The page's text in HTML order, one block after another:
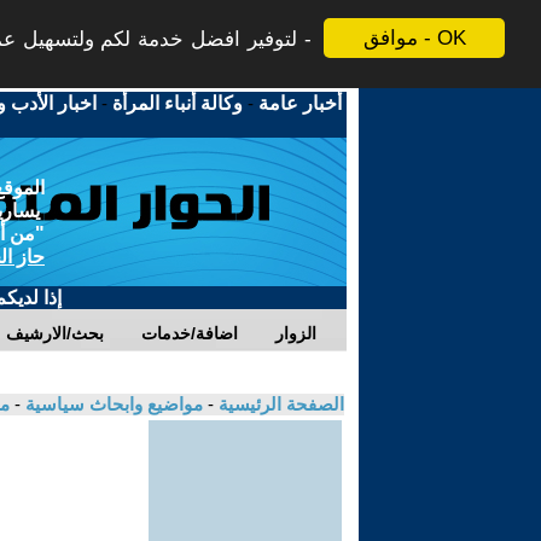
موافق - OK لتوفير افضل خدمة لكم ولتسهيل
أخبار عامة -وكالة أنباء المرأة - اخبار الأدب
"من
حاز
إذا
بحث/الارشيف اضافة/خدمات الزوار
الصفحة الرئيسية - مواضيع وابحاث سياسية -